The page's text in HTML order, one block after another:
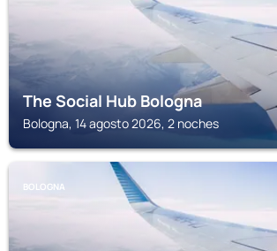
The Social Hub Bologna
Bologna, 14 agosto 2026, 2 noches
BOLOGNA